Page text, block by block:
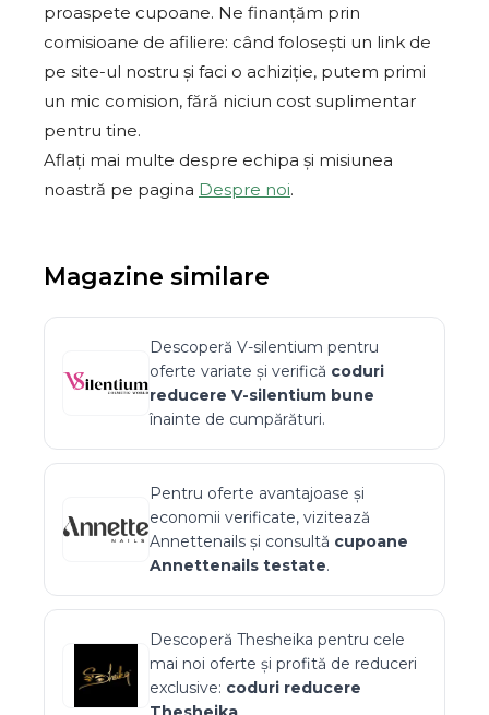
proaspete cupoane. Ne finanțăm prin
comisioane de afiliere: când folosești un link de
pe site-ul nostru și faci o achiziție, putem primi
un mic comision, fără niciun cost suplimentar
pentru tine.
Aflați mai multe despre echipa și misiunea
noastră pe pagina Despre noi.
Magazine similare
Descoperă V-silentium pentru
oferte variate și verifică coduri
reducere V-silentium bune
înainte de cumpărături.
Pentru oferte avantajoase și
economii verificate, vizitează
Annettenails și consultă cupoane
Annettenails testate.
Descoperă Thesheika pentru cele
mai noi oferte și profită de reduceri
exclusive: coduri reducere